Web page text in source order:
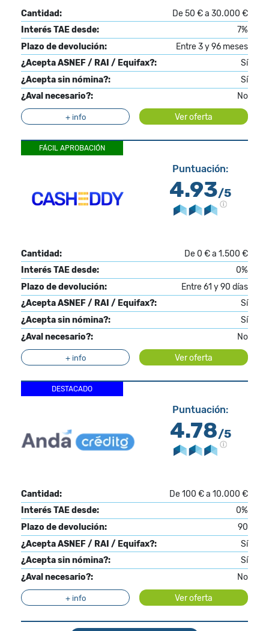
Cantidad:
De 50 € a 30.000 €
Interés TAE desde:
7%
Plazo de devolución:
Entre 3 y 96 meses
¿Acepta ASNEF / RAI / Equifax?:
Sí
¿Acepta sin nómina?:
Sí
¿Aval necesario?:
No
+ info Ver oferta
FÁCIL APROBACIÓN
Puntuación:
4.93/5
Cantidad:
De 0 € a 1.500 €
Interés TAE desde:
0%
Plazo de devolución:
Entre 61 y 90 días
¿Acepta ASNEF / RAI / Equifax?:
Sí
¿Acepta sin nómina?:
Sí
¿Aval necesario?:
No
+ info Ver oferta
DESTACADO
Puntuación:
4.78/5
Cantidad:
De 100 € a 10.000 €
Interés TAE desde:
0%
Plazo de devolución:
90
¿Acepta ASNEF / RAI / Equifax?:
Sí
¿Acepta sin nómina?:
Sí
¿Aval necesario?:
No
+ info Ver oferta